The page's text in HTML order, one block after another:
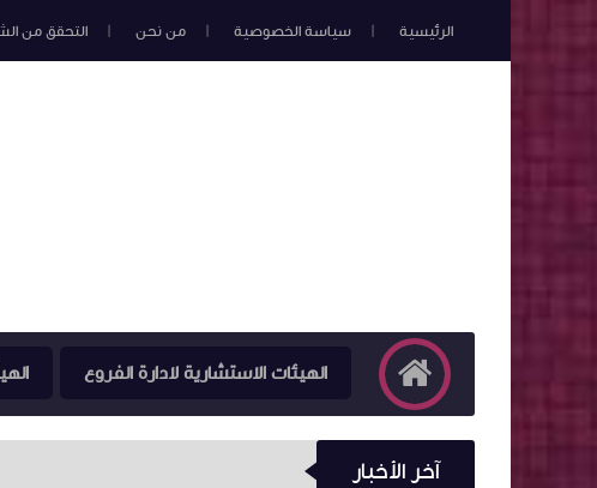
الرئيسية سياسة الخصوصية من نحن التحقق من
الهيئات الاستشارية لادارة الفروع
آخر الأخبار